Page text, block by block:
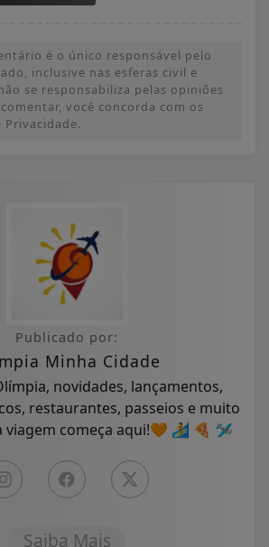
é o único responsável pelo
inclusive nas esferas civil e
se responsabiliza pelas opiniões
você concorda com os
Privacidade.
Publicado por:
Minha Cidade
novidades, lançamentos,
restaurantes, passeios e muito
viagem começa aqui!🧡 🏄 🍕 🛩
Saiba Mais